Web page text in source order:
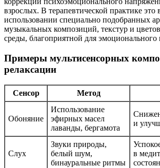
взрослых. В терапевтической практике это
использовании специально подобранных
музыкальных композиций, текстур и
среды, благоприятной для эмоционального
Примеры мультисенсорных
релаксации
Сенсор Метод
Обоняние
Использование
эфирных масел
лаванды, бергамота
и
Слух
Звуки природы,
белый шум,
бинауральные ритмы
в